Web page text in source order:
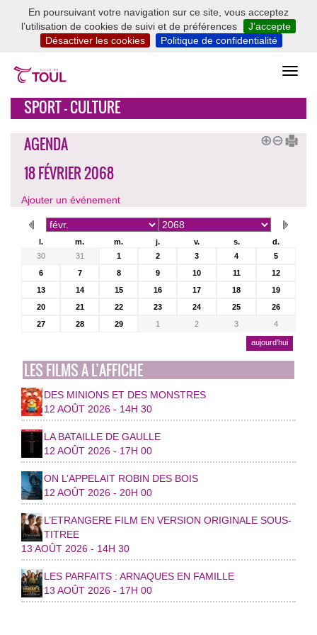
En poursuivant votre navigation sur ce site, vous acceptez
l’utilisation de cookies de suivi et de préférences
J’accepte
Désactiver les cookies
Politique de confidentialité
SPORT - CULTURE
AGENDA
18 FÉVRIER 2068
Ajouter un événement
l. m. m. j. v. s.
d.
30
31 1 2 3 4
5
6
7 8 9 10 11
12
13
14 15 16 17 18
19
20
21 22 23 24 25
26
27
28 29 1 2 3 4
aujourd’hui
LES FILMS A L’AFFICHE
DES MINIONS ET DES MONSTRES
12 AOÛT 2026 - 14H 30
LA BATAILLE DE GAULLE
12 AOÛT 2026 - 17H 00
ON L’APPELAIT ROBIN DES BOIS
12 AOÛT 2026 - 20H 00
L’ETRANGERE FILM EN VERSION ORIGINALE SOUS-
TITREE
13 AOÛT 2026 - 14H 30
LES PARFAITS : ARNAQUES EN FAMILLE
13 AOÛT 2026 - 17H 00